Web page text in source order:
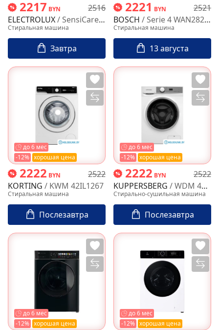
2217 BYN
2516
ELECTROLUX/ SensiCare 600 EWS6427BE
Стиральная машина
Завтра
2221 BYN
2521
BOSCH / Serie 4 WAN28201ME
Стиральная машина
13 августа
-12% хорошая цена
до 6 мес
2222 BYN
2522
KORTING / KWM 42IL1267
Стиральная машина
Послезавтра
-12% хорошая цена
до 6 мес
2222 BYN
2522
KUPPERSBERG / WDM 470 W
Стирально-сушильная машина
Послезавтра
-12% хорошая цена
до 6 мес
-12% хорошая цена
до 6 мес